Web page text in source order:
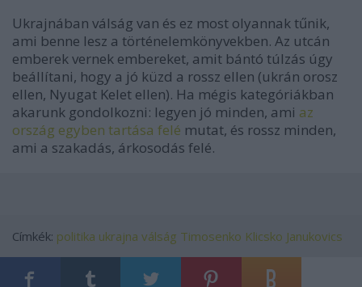
Ukrajnában válság van és ez most olyannak tűnik,
ami benne lesz a történelemkönyvekben. Az utcán
emberek vernek embereket, amit bántó túlzás úgy
beállítani, hogy a jó küzd a rossz ellen (ukrán orosz
ellen, Nyugat Kelet ellen). Ha mégis kategóriákban
akarunk gondolkozni: legyen jó minden, ami az
ország egyben tartása felé mutat, és rossz minden,
ami a szakadás, árkosodás felé.
Címkék: politika ukrajna válság Timosenko Klicsko Janukovics